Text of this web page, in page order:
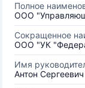
Полное
ООО
Сокращенное
ООО "УК
Имя
Антон